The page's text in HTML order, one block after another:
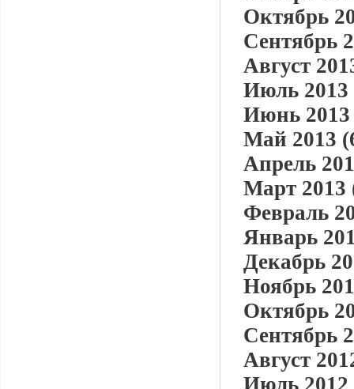
Октябрь
Сентябрь
Август
Июль 2013
Июнь 2013
Май 2013
Апрель
Март 2013
Февраль
Январь
Декабрь
Ноябрь
Октябрь
Сентябрь
Август
Июль 2012